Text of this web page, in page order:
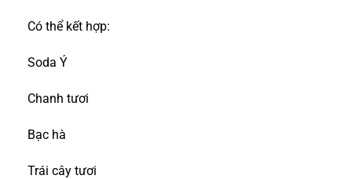
Có thể kết hợp:
Soda Ý
Chanh tươi
Bạc hà
Trái cây tươi